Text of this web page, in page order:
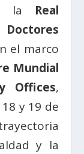
la Real
el marco
Mundial
Offices,
y 19 de
y la